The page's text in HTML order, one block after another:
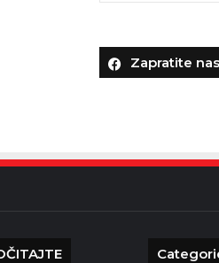
Zapratite